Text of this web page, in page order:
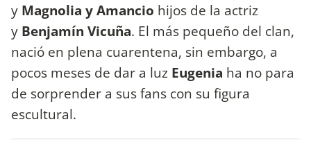
y Magnolia y Amancio hijos de la actriz
y Benjamín Vicuña. El más pequeño del clan,
nació en plena cuarentena, sin embargo, a
pocos meses de dar a luz Eugenia ha no para
de sorprender a sus fans con su figura
escultural.